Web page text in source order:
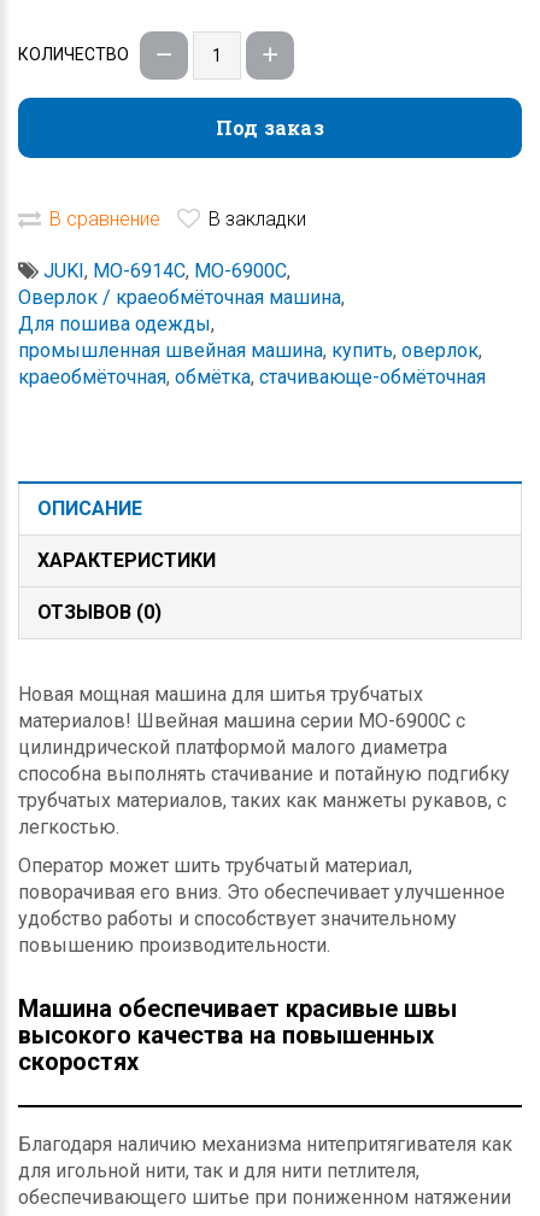
КОЛИЧЕСТВО
Под заказ
Под заказ
В сравнение В закладки
JUKI, MO-6914C, MO-6900C,
Оверлок / краеобмёточная машина,
Для пошива одежды,
промышленная швейная машина, купить, оверлок,
краеобмёточная, обмётка, стачивающе-обмёточная
ОПИСАНИЕ
ХАРАКТЕРИСТИКИ
ОТЗЫВОВ (0)
Новая мощная машина для шитья трубчатых
материалов! Швейная машина серии MO-6900C с
цилиндрической платформой малого диаметра
способна выполнять стачивание и потайную подгибку
трубчатых материалов, таких как манжеты рукавов, с
легкостью.
Оператор может шить трубчатый материал,
поворачивая его вниз. Это обеспечивает улучшенное
удобство работы и способствует значительному
повышению производительности.
Машина обеспечивает красивые швы
высокого качества на повышенных
скоростях
Благодаря наличию механизма нитепритягивателя как
для игольной нити, так и для нити петлителя,
обеспечивающего шитье при пониженном натяжении